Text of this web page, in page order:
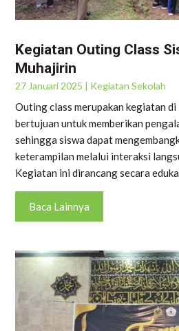
Kegiatan Outing Class
Muhajirin
27 Januari 2025 | Kegiatan Sekolah
Outing class merupakan kegiatan
bertujuan untuk memberikan
sehingga siswa dapat
keterampilan melalui interaksi
Kegiatan ini dirancang secara
Baca Lainnya